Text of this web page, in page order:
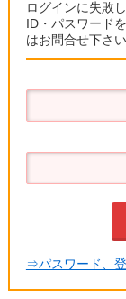
ログインに失敗
ID・パスワード
はお問合せ下さい
⇒パスワード、